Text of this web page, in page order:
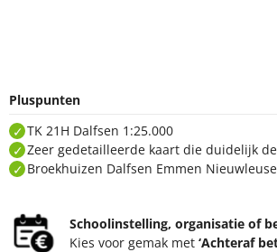
Pluspunten
TK 21H Dalfsen 1:25.000
Zeer gedetailleerde kaart die duidelijk
Broekhuizen Dalfsen Emmen
Schoolinstelling, organisatie of
Kies voor gemak met‘Achteraf